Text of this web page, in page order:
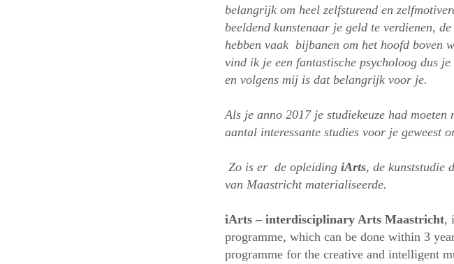
belangrijk om heel zelfsturend en
beeldend kunstenaar je geld te verdienen,
hebben vaak bijbanen om het hoofd boven
vind ik je een fantastische psycholoog dus
en volgens mij is dat belangrijk voor je.
Als je anno 2017 je studiekeuze had
aantal interessante studies voor je geweest
Zo is er de opleiding iArts, de kunststudie
van Maastricht materialiseerde.
iArts – interdisciplinary Arts Maastricht,
programme, which can be done within 3
programme for the creative and intelligent